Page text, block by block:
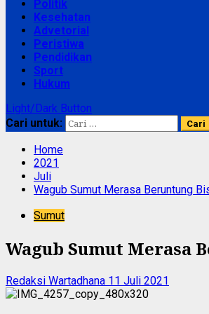
Politik
Kesehatan
Advetorial
Peristiwa
Pendidikan
Sport
Hukum
Light/Dark Button
Cari untuk:
Home
2021
Juli
Wagub Sumut Merasa Beruntung
Sumut
Wagub Sumut Merasa
Redaksi Wartadhana 11 Juli 2021